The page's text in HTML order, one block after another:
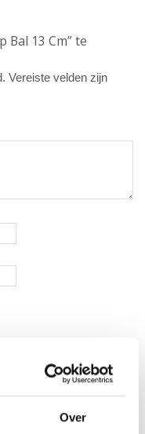
Over
Bal 13 Cm” te
Vereiste velden zijn